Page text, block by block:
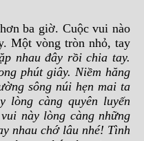
ba giờ. Cuộc vui nào
Một vòng tròn nhỏ, tay
nhau đây rồi chia tay.
phút giây. Niềm hăng
sông núi hẹn mai ta
lòng càng quyên luyến
này lòng càng những
nhau chớ lâu nhé! Tình